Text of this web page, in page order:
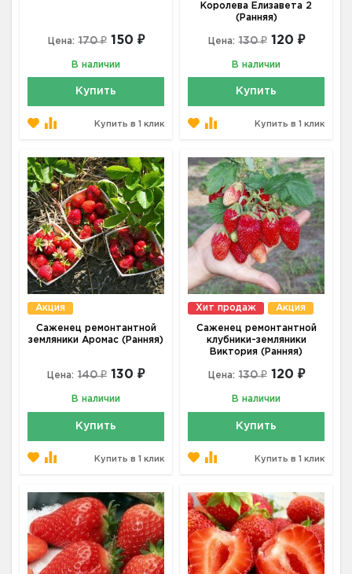
Цена: 170 ₽ 150 ₽
В наличии
Купить
Купить в 1 клик
Королева Елизавета 2
(Ранняя)
Цена: 130 ₽ 120 ₽
В наличии
Купить
Купить в 1 клик
Акция
Саженец ремонтантной
земляники Аромас (Ранняя)
Цена: 140 ₽ 130 ₽
В наличии
Купить
Купить в 1 клик
Хит продаж Акция
Саженец ремонтантной
клубники-земляники
Виктория (Ранняя)
Цена: 130 ₽ 120 ₽
В наличии
Купить
Купить в 1 клик